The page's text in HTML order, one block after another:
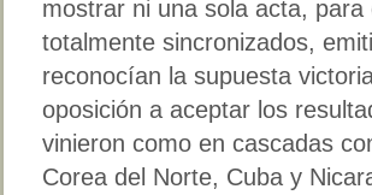
mostrar ni una sola acta,
totalmente sincronizados,
reconocían la supuesta
oposición a aceptar los
vinieron como en cascadas
Corea del Norte, Cuba y